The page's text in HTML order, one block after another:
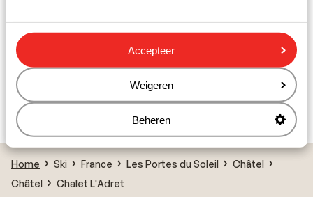
Accepteer
Weigeren
Beheren
Résidence Le Grand Lodge
Résidence Le Grand Ermitage
Résidences Chatel
Home Ski France Les Portes du Soleil
Châtel
Châtel
Chalet L'Adret